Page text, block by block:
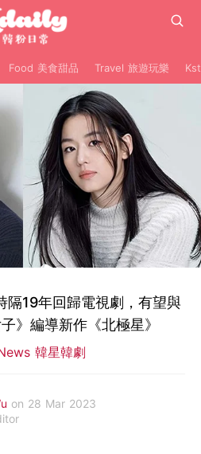
Food 美食甜品 Travel 旅遊玩樂
隔19年回歸電視劇，有望與
》編導新作《北極星》
韓星韓劇
on 28 Mar 2023